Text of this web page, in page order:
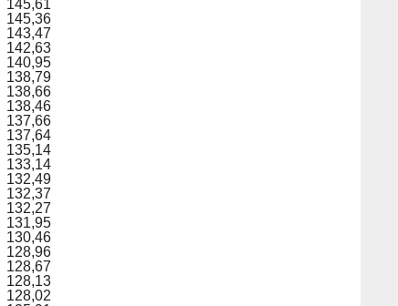
145,61
145,36
143,47
142,63
140,95
138,79
138,66
138,46
137,66
137,64
135,14
133,14
132,49
132,37
132,27
131,95
130,46
128,96
128,67
128,13
128,02